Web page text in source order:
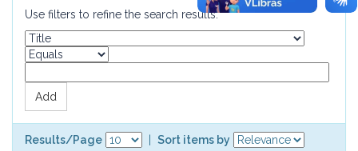
Use filters to refine the search results.
Results/Page
Sort items by